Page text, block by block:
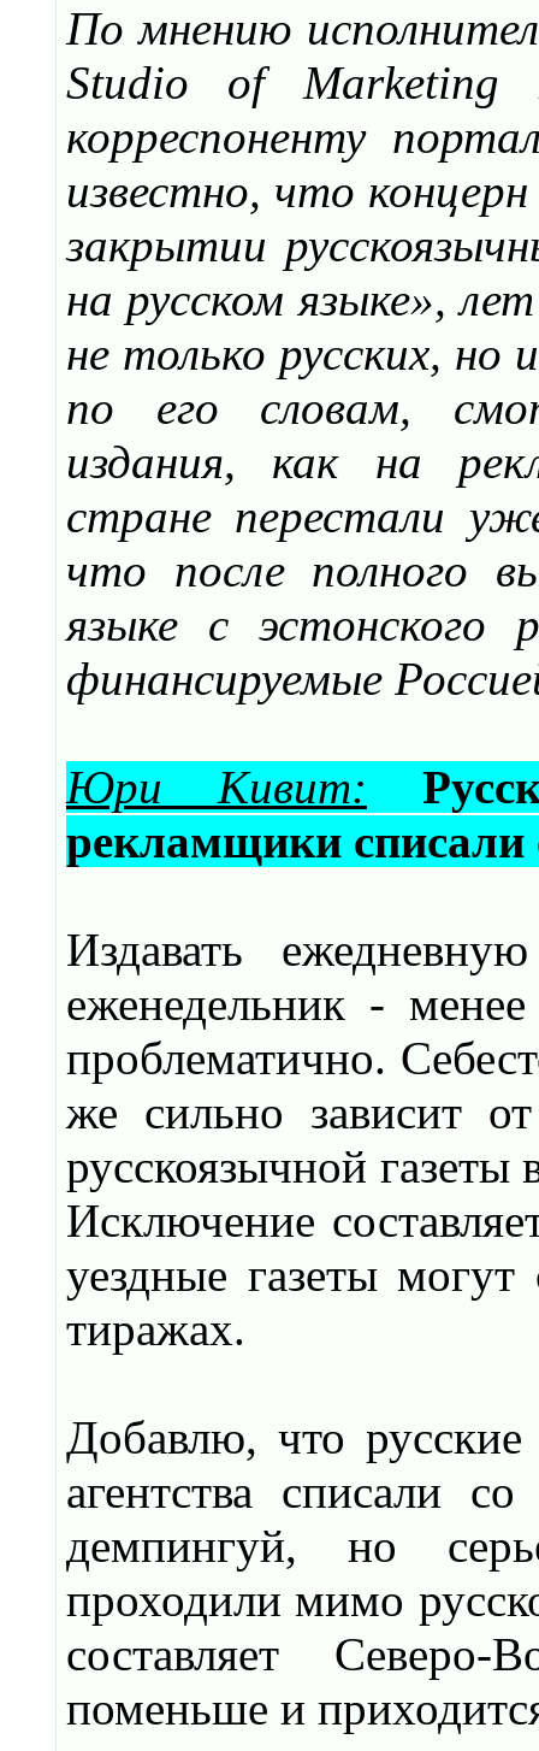
По мнению
Studio of Marketing
корреспоненту
известно, что
закрытии
на русском языке»,
не только русских,
по его словам,
издания, как на
стране перестали
что после полного
языке с эстонского
финансируемые
Юри Кивит:
рекламщики списали
Издавать
еженедельник -
проблематично.
же сильно зависит
русскоязычной газеты
Исключение
уездные газеты
тиражах.
Добавлю, что
агентства списали
демпингуй, но
проходили мимо
составляет
поменьше и